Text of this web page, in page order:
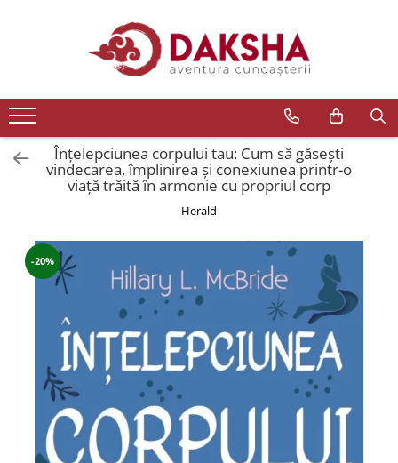
Editura Daksha
Seria Radu Cinamar
Seria Anton Parks
Seria David Icke
Spiritualitate
Extratereștrii
Transformare spirituală
Psihologie
Dezvoltare personală
Astrologie
Știință
Înțelepciunea corpului tau: Cum să găsești
vindecarea, împlinirea și conexiunea printr-o
viață trăită în armonie cu propriul corp
Herald
-20%